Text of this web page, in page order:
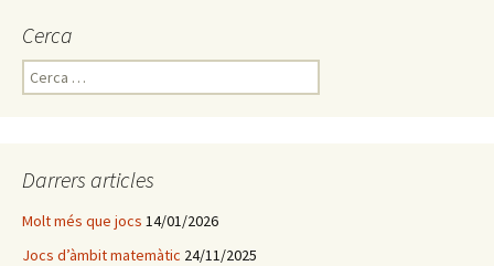
Cerca
e
:Darrers articles
Molt més que jocs 14/01/2026
Jocs d’àmbit matemàtic 24/11/2025